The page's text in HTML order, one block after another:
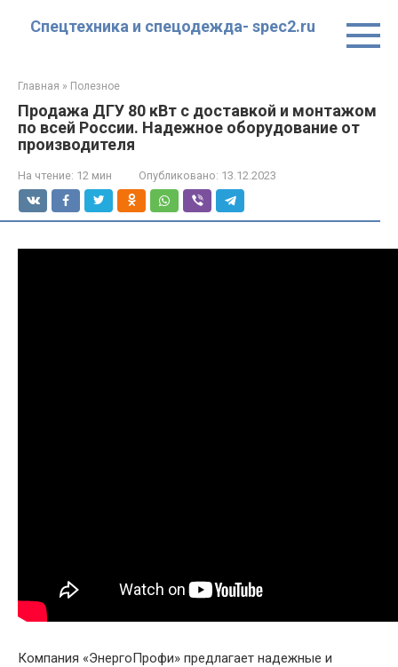
Спецтехника и спецодежда- spec2.ru
Главная » Полезное
Продажа ДГУ 80 кВт с доставкой и монтажом
по всей России. Надежное оборудование от
производителя
На чтение: 12 мин Опубликовано: 13.12.2023
Компания «ЭнергоПрофи» предлагает надежные и